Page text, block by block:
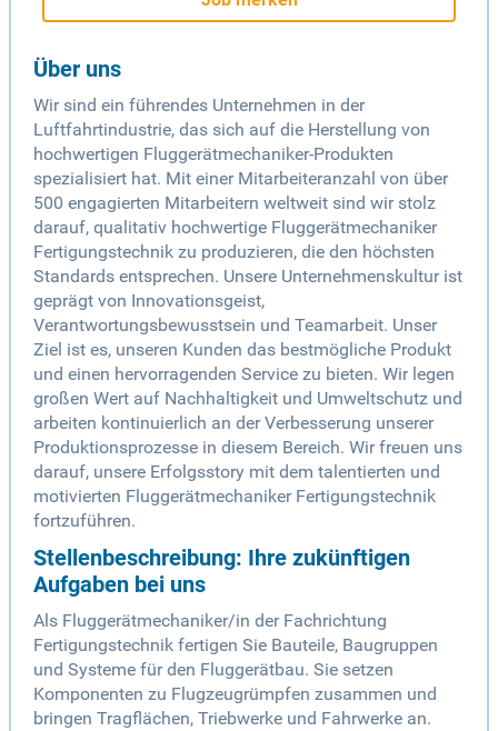
Über uns
Wir sind ein führendes Unternehmen in der
Luftfahrtindustrie, das sich auf die Herstellung von
hochwertigen Fluggerätmechaniker-Produkten
spezialisiert hat. Mit einer Mitarbeiteranzahl von über
500 engagierten Mitarbeitern weltweit sind wir stolz
darauf, qualitativ hochwertige Fluggerätmechaniker
Fertigungstechnik zu produzieren, die den höchsten
Standards entsprechen. Unsere Unternehmenskultur ist
geprägt von Innovationsgeist,
Verantwortungsbewusstsein und Teamarbeit. Unser
Ziel ist es, unseren Kunden das bestmögliche Produkt
und einen hervorragenden Service zu bieten. Wir legen
großen Wert auf Nachhaltigkeit und Umweltschutz und
arbeiten kontinuierlich an der Verbesserung unserer
Produktionsprozesse in diesem Bereich. Wir freuen uns
darauf, unsere Erfolgsstory mit dem talentierten und
motivierten Fluggerätmechaniker Fertigungstechnik
fortzuführen.
Stellenbeschreibung: Ihre zukünftigen
Aufgaben bei uns
Als Fluggerätmechaniker/in der Fachrichtung
Fertigungstechnik fertigen Sie Bauteile, Baugruppen
und Systeme für den Fluggerätbau. Sie setzen
Komponenten zu Flugzeugrümpfen zusammen und
bringen Tragflächen, Triebwerke und Fahrwerke an.